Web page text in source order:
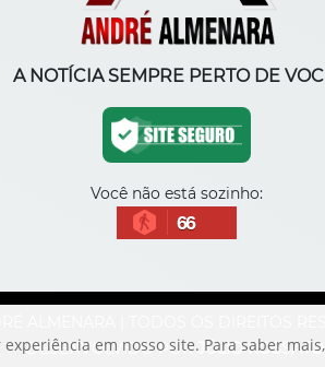
A NOTÍCIA SEMPRE PERTO DE
Você não está sozinho:
66
DESENVOLVIDO POR JÚLIO ROSSATO
em nosso site. Para saber